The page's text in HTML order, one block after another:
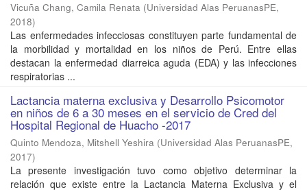
Vicuña Chang, Camila Renata (Universidad Alas PeruanasPE,
2018)
Las enfermedades infecciosas constituyen parte fundamental de
la morbilidad y mortalidad en los niños de Perú. Entre ellas
destacan la enfermedad diarreica aguda (EDA) y las infecciones
respiratorias ...
Lactancia materna exclusiva y Desarrollo Psicomotor
en niños de 6 a 30 meses en el servicio de Cred del
Hospital Regional de Huacho -2017
Quinto Mendoza, Mitshell Yeshira (Universidad Alas PeruanasPE,
2017)
La presente investigación tuvo como objetivo determinar la
relación que existe entre la Lactancia Materna Exclusiva y el